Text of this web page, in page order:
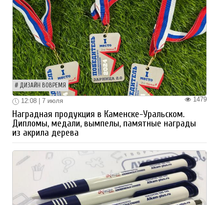
ДИЗАЙН ВОВРЕМЯ
1479
12:08 | 7 июля
Наградная продукция в Каменске-Уральском.
Дипломы, медали, вымпелы, памятные награды
из акрила дерева